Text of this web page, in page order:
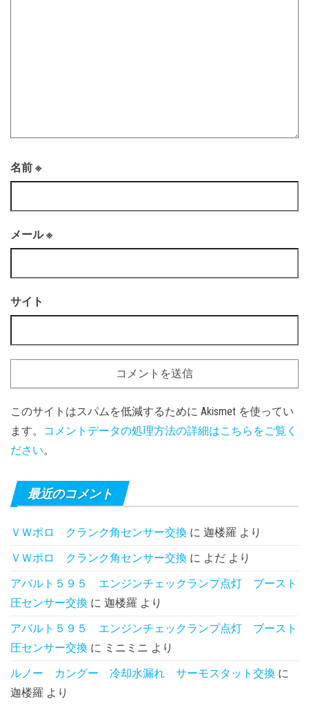
名前 ※
メール※
サイト
このサイトはスパムを低減するために Akismet を使ってい
ます。
コメントデータの処理方法の詳細はこちらをご覧く
ださい。
最近のコメント
ＶＷポロ クランク角センサー交換 に 迦楼羅 より
ＶＷポロ クランク角センサー交換 に よだ より
アバルト５９５ エンジンチェックランプ点灯 ブースト
圧センサー交換 に 迦楼羅 より
アバルト５９５ エンジンチェックランプ点灯 ブースト
圧センサー交換 に ミニミニ より
ルノー カングー 冷却水漏れ サーモスタット交換 に
迦楼羅 より